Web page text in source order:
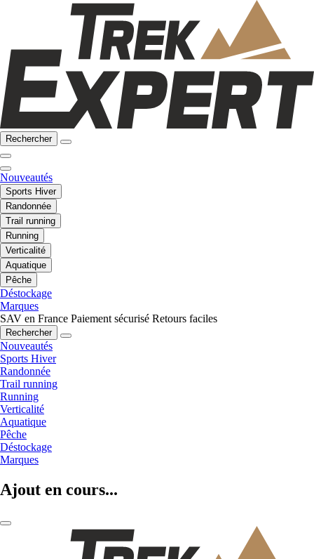
Rechercher
Nouveautés
Sports Hiver
Randonnée
Trail running
Running
Verticalité
Aquatique
Pêche
Déstockage
Marques
SAV en France Paiement sécurisé Retours faciles
Rechercher
Nouveautés
Sports Hiver
Randonnée
Trail running
Running
Verticalité
Aquatique
Pêche
Déstockage
Marques
Ajout en cours...